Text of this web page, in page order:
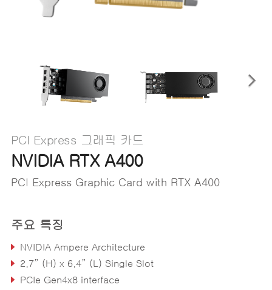
PCI Express 그래픽 카드
NVIDIA RTX A400
PCI Express Graphic Card with RTX A400
주요 특징
NVIDIA Ampere Architecture
2.7” (H) x 6.4” (L) Single Slot
PCIe Gen4x8 interface